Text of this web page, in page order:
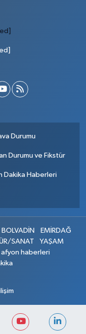
Durumu
Durumu ve Fikstür
Dakika Haberleri
BOLVADİN
EMİRDAĞ
SANAT
YAŞAM
afyon haberleri